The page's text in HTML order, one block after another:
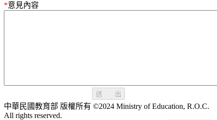
*意見內容
送 出
中華民國教育部 版權所有 ©2024 Ministry of Education, R.O.C.
All rights reserved.